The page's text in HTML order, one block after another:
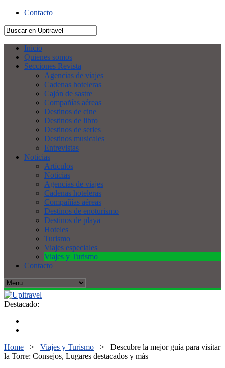
Contacto
Inicio
Quienes somos
Secciones Revista
Agencias de viajes
Cadenas hoteleras
Cajón de sastre
Compañías aéreas
Destinos de cine
Destinos de libro
Destinos de series
Destinos musicales
Entrevistas
Noticias
Artículos
Noticias
Agencias de viajes
Cadenas hoteleras
Compañías aéreas
Destinos de enoturismo
Destinos de playa
Hoteles
Turismo
Viajes especiales
Viajes y Turismo
Contacto
Destacado:
Home > Viajes y Turismo > Descubre la mejor guía para visitar
la Torre: Consejos, Lugares destacados y más